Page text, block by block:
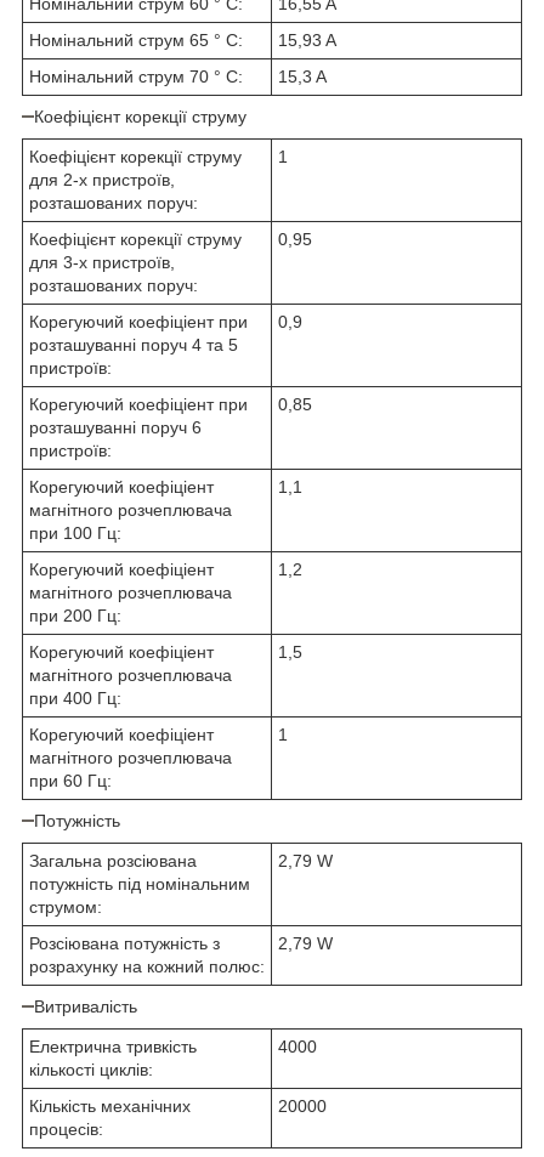
Номінальний струм 65 ° C:
15,93 A
Номінальний струм 70 ° C:
15,3 A
Коефіцієнт корекції струму
Коефіцієнт корекції струму
для 2-х пристроїв,
розташованих поруч:
1
Коефіцієнт корекції струму
для 3-х пристроїв,
розташованих поруч:
0,95
Корегуючий коефіціент при
розташуванні поруч 4 та 5
пристроїв:
0,9
Корегуючий коефіціент при
розташуванні поруч 6
пристроїв:
0,85
Корегуючий коефіціент
магнітного розчеплювача
при 100 Гц:
1,1
Корегуючий коефіціент
магнітного розчеплювача
при 200 Гц:
1,2
Корегуючий коефіціент
магнітного розчеплювача
при 400 Гц:
1,5
Корегуючий коефіціент
магнітного розчеплювача
при 60 Гц:
1
Потужність
Загальна розсіювана
потужність під номінальним
струмом:
2,79 W
Розсіювана потужність з
розрахунку на кожний полюс:
2,79 W
Витривалість
Електрична тривкість
кількості циклів:
4000
Кількість механічних
процесів:
20000